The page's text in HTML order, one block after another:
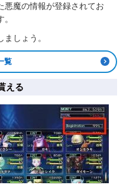
悪魔の情報が登録されてお
しょう。
覧
える